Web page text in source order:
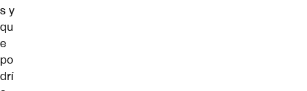
s y
qu
e
po
drí